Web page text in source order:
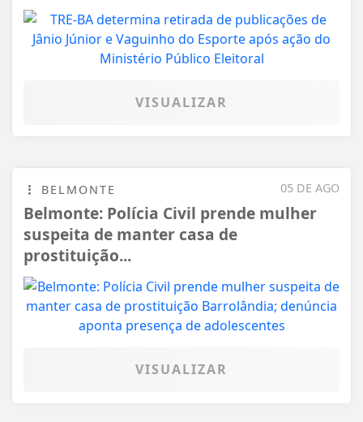
VISUALIZAR
05 DE AGO
BELMONTE
Belmonte: Polícia Civil prende mulher
suspeita de manter casa de
prostituição...
VISUALIZAR